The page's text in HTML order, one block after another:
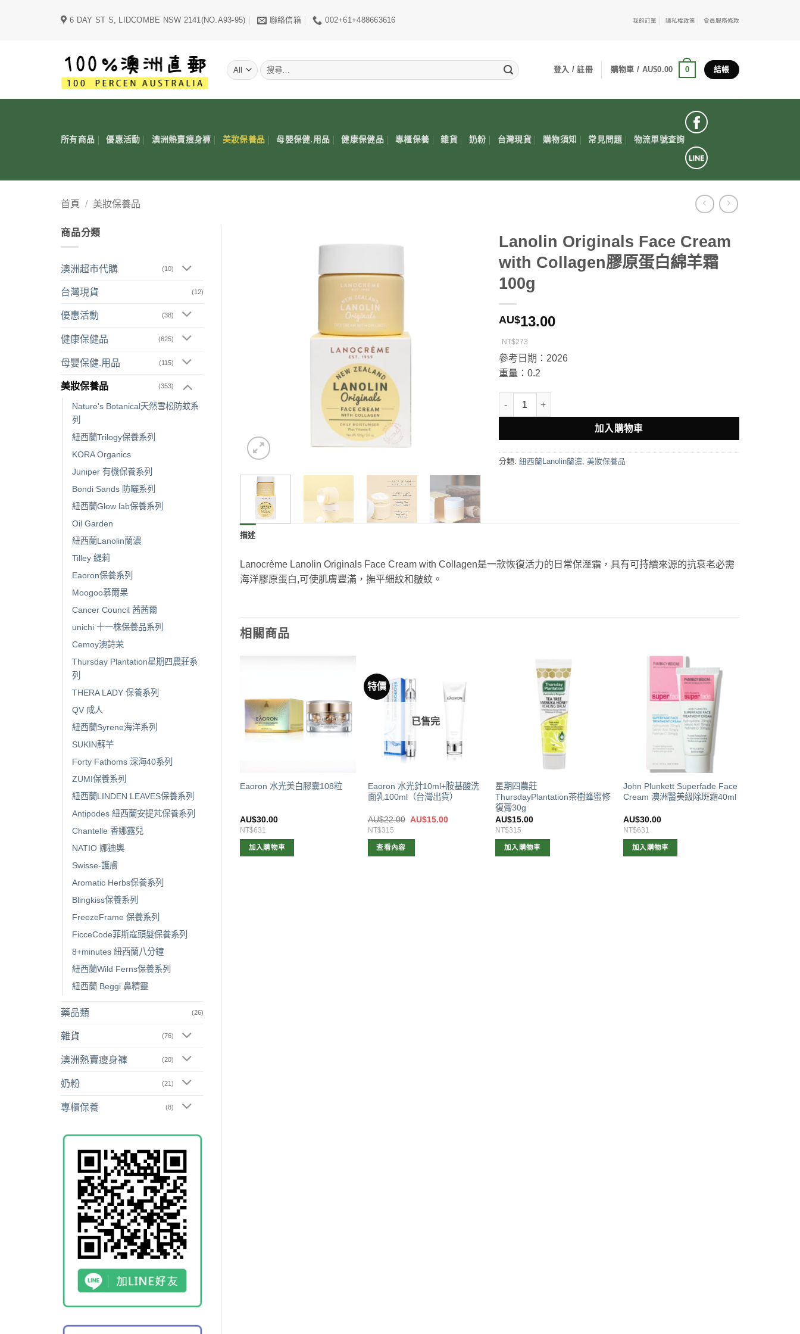
6 DAY ST S, LIDCOMBE NSW 2141(NO.A93-95) 聯絡信箱 002+61+488663616 我的訂單 隱私權政策 會員服務條款
搜
尋
鍵
登入 / 註冊 購物車 / AU$0.00 0 結帳
所有商品 優惠活動 澳洲熱賣瘦身褲 美妝保養品 母嬰保健.用品 健康保健品 專櫃保養 雜貨 奶粉 台灣現貨 購物須知 常見問題 物流單號查詢
首頁 / 美妝保養品
商品分類
澳洲超市代購 (10)
台灣現貨 (12)
優惠活動 (38)
健康保健品 (625)
母嬰保健.用品 (115)
美妝保養品 (353)
Nature's Botanical天然雪松防蚊系
列
紐西蘭Trilogy保養系列
KORA Organics
Juniper 有機保養系列
Bondi Sands 防曬系列
紐西蘭Glow lab保養系列
Oil Garden
紐西蘭Lanolin蘭濃
Tilley 緹莉
Eaoron保養系列
Moogoo慕爾果
Cancer Council 茜茜爾
unichi 十一株保養品系列
Cemoy澳詩茉
Thursday Plantation星期四農莊系
列
THERA LADY 保養系列
QV 成人
紐西蘭Syrene海洋系列
SUKIN蘇芊
Forty Fathoms 深海40系列
ZUMI保養系列
紐西蘭LINDEN LEAVES保養系列
Antipodes 紐西蘭安提芃保養系列
Chantelle 香娜露兒
NATIO 娜迪奧
Swisse-護膚
Aromatic Herbs保養系列
Blingkiss保養系列
FreezeFrame 保養系列
FicceCode菲斯寇頭髮保養系列
8+minutes 紐西蘭八分鐘
紐西蘭Wild Ferns保養系列
紐西蘭 Beggi 鼻精靈
藥品類 (26)
雜貨 (76)
澳洲熱賣瘦身褲 (20)
奶粉 (21)
專櫃保養 (8)
Lanolin Originals Face Cream
with Collagen膠原蛋白綿羊霜
100g
AU$13.00
NT$273
參考日期：2026
重量：0.2
Lanolin Originals Face Cream with Collagen膠原蛋白綿羊霜100g 數量
加入購物車
分類: 紐西蘭Lanolin蘭濃, 美妝保養品
描述
Lanocrème Lanolin Originals Face Cream with Collagen是一款恢復活力的日常保溼霜，具有可持續來源的抗衰老必需
海洋膠原蛋白,可使肌膚豐滿，撫平細紋和皺紋。
相關商品
Eaoron 水光美白膠囊108粒
AU$30.00
NT$631
加入購物車
特價
已售完
Eaoron 水光針10ml+胺基酸洗
面乳100ml（台灣出貨）
AU$22.00 原
AU$15.00目
NT$315
查看內容
星期四農莊
ThursdayPlantation茶樹蜂蜜修
復膏30g
AU$15.00
NT$315
加入購物車
John Plunkett Superfade Face
Cream 澳洲醫美級除斑霜40ml
AU$30.00
NT$631
加入購物車
已售完
Eaoron 經典白素顏霜50ml
AU$15.00
NT$315
查看內容